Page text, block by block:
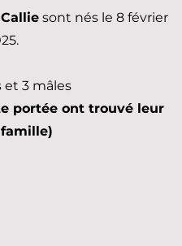
sont nés le 8 février
et 3 mâles
portée ont trouvé leur